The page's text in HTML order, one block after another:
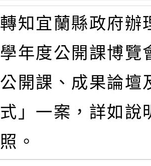
轉知宜蘭縣政府辦
學年度公開課博覽
公開課、成果論壇
式」一案，詳如說
照。